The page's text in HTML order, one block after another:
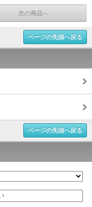
次の商品へ
ページの先頭へ戻る
ページの先頭へ戻る